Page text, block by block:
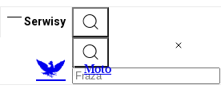
Serwisy
Moto